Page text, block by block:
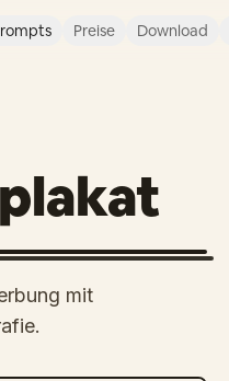
Preise Download
mit